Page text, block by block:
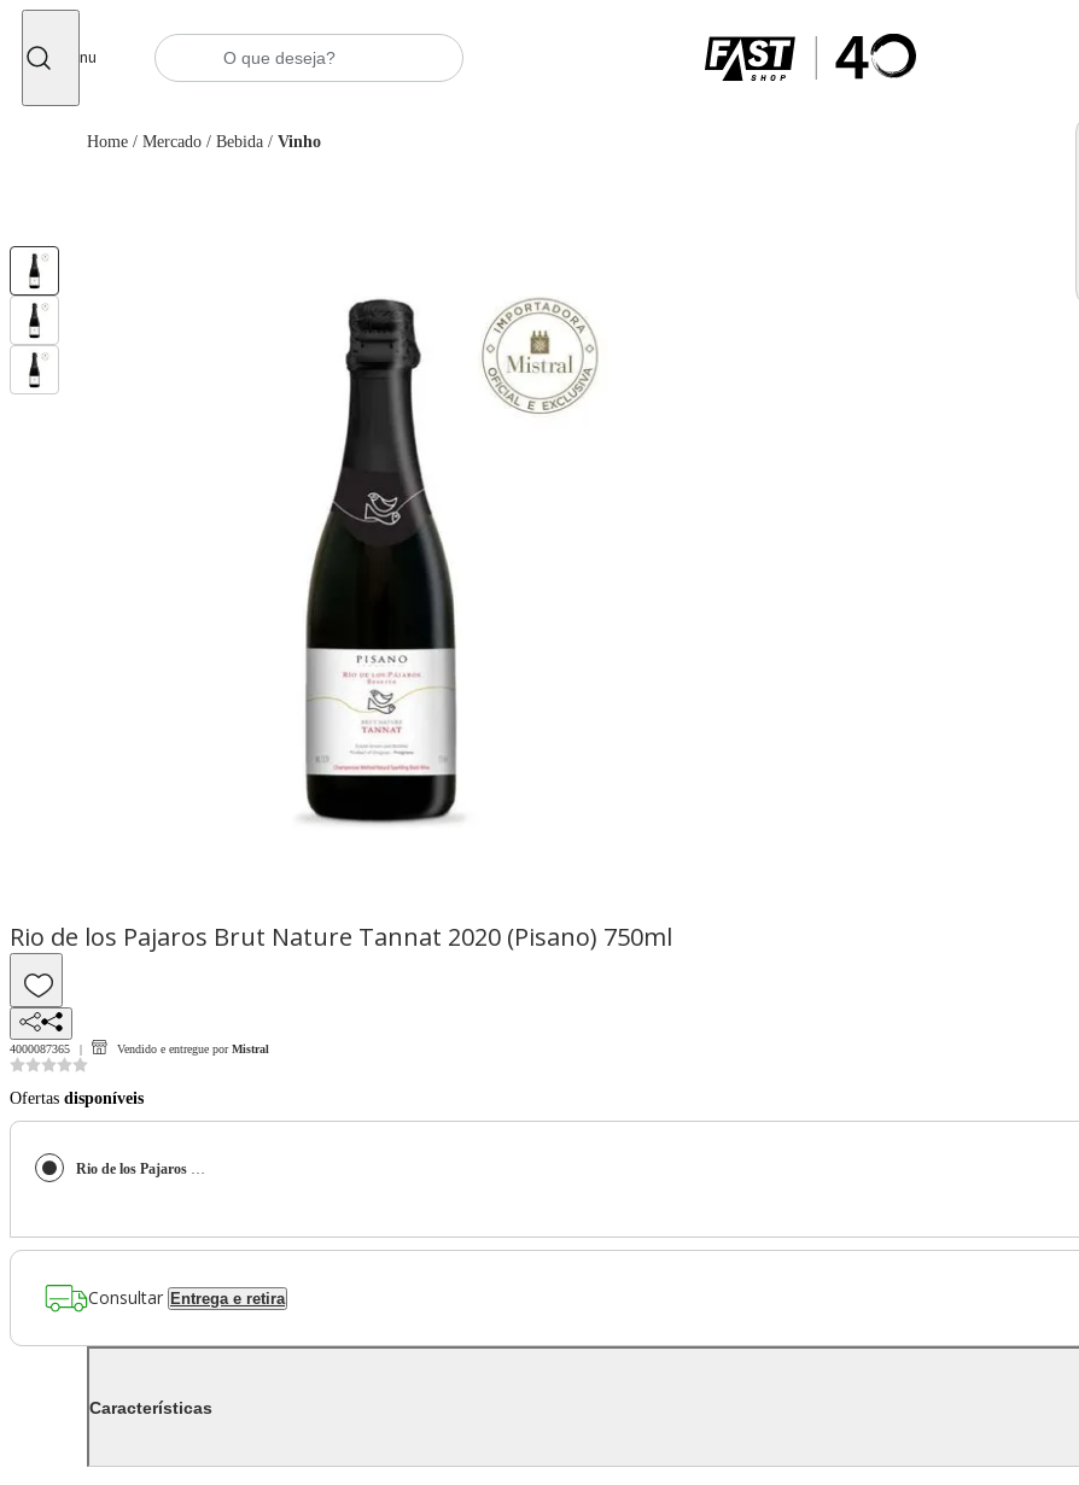
Menu
Home / Mercado / Bebida / Vinho
Rio de los Pajaros Brut Nature Tannat 2020 (Pisano) 750ml
4000087365 Vendido e entregue por Mistral
Ofertas disponíveis
Rio de los Pajaros Brut Nature Tannat 2020 (Pisano) 750ml
Consultar Entrega e retira
Características